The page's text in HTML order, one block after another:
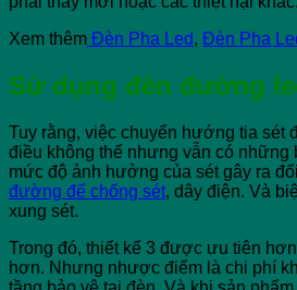
Xem thêm Đèn Pha Led, Đèn Pha
Sử dụng đèn đường
Tuy rằng, việc chuyển hướng tia sét
điều không thể nhưng vẫn có những
mức độ ảnh hưởng của sét gây ra
đường để chống sét, dây điện. Và
xung sét.
Trong đó, thiết kế 3 được ưu tiên
hơn. Nhưng nhược điểm là chi phí